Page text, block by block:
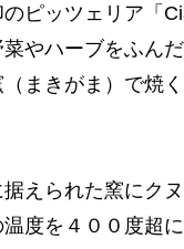
ピッツェリア「
やハーブをふん
まきがま）で焼
えられた窯にク
度を４００度超